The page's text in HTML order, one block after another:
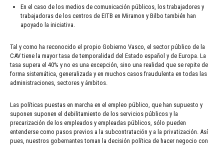
En el caso de los medios de comunicación públicos, los trabajadores y
trabajadoras de los centros de EITB en Miramon y Bilbo también han
apoyado la iniciativa.
Tal y como ha reconocido el propio Gobierno Vasco, el sector público de la
CAV tiene la mayor tasa de temporalidad del Estado español y de Europa. La
tasa supera el 40% y no es una excepción, sino una realidad que se repite de
forma sistemática, generalizada y en muchos casos fraudulenta en todas las
administraciones, sectores y ámbitos.
Las políticas puestas en marcha en el empleo público, que han supuesto y
suponen suponen el debilitamiento de los servicios públicos y la
precarización de los empleados y empleadas públicos, sólo pueden
entenderse como pasos previos a la subcontratación y a la privatización. Así
pues, nuestros gobernantes toman la decisión política de hacer negocio con